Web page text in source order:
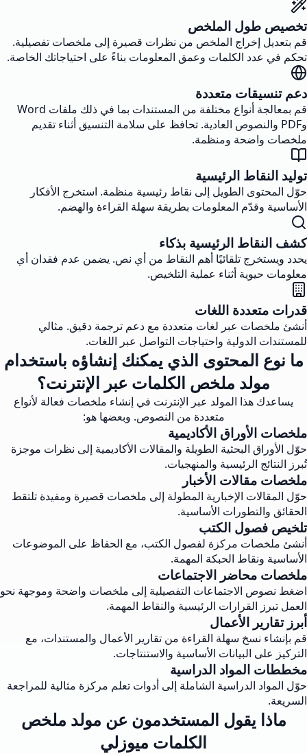
تخصيص طول الملخص
قم بتعديل إخراج الملخص من نظرات قصيرة إلى ملخصات تفصيلية.
تحكم في عدد الكلمات وعمق المعلومات بناءً على احتياجاتك الخاصة.
دعم تنسيقات متعددة
قم بمعالجة أنواع مختلفة من المستندات بما في ذلك ملفات Word
وPDF والنصوص العادية. تحافظ على سلامة التنسيق أثناء تقديم
ملخصات واضحة ومنظمة.
توليد النقاط الرئيسية
حوّل المحتوى الطويل إلى نقاط رئيسية منظمة. استخرج الأفكار
الأساسية وقدّم المعلومات بطريقة سهلة القراءة والهضم.
كشف النقاط الرئيسية بذكاء
يحدد ويستخرج تلقائيًا أهم النقاط من أي نص. يضمن عدم فقدان أي
معلومات حيوية أثناء عملية التلخيص.
قدرات متعددة اللغات
أنشئ ملخصات عبر لغات متعددة مع دعم ترجمة دقيق. مثالي
للمستندات الدولية واحتياجات التواصل عبر اللغات.
ما نوع المحتوى الذي يمكنك إنشاؤه باستخدام
مولد ملخص الكلمات عبر الإنترنت؟
يساعدك هذا المولد عبر الإنترنت في إنشاء ملخصات فعالة لأنواع
متعددة من النصوص. وبعضها هو:
ملخصات الأوراق الأكاديمية
حوّل الأوراق البحثية الطويلة والمقالات الأكاديمية إلى نظرات موجزة
تُبرز النتائج الرئيسية والمنهجيات.
ملخصات مقالات الأخبار
حوّل المقالات الإخبارية المطولة إلى ملخصات قصيرة ومفيدة تلتقط
الحقائق والتطورات الأساسية.
تلخيص فصول الكتب
أنشئ ملخصات مركزة لفصول الكتب، مع الحفاظ على الموضوعات
الأساسية ونقاط الحبكة المهمة.
ملخصات محاضر الاجتماعات
اضغط نصوص الاجتماعات التفصيلية إلى ملخصات واضحة وموجهة نحو
العمل تبرز القرارات الرئيسية والنقاط المهمة.
أبرز تقارير الأعمال
قم بإنشاء نسخ سهلة القراءة من تقارير الأعمال والمستندات، مع
التركيز على البيانات الأساسية والاستنتاجات.
مخططات المواد الدراسية
حوّل المواد الدراسية الشاملة إلى أدوات تعلم مركزة مثالية للمراجعة
السريعة.
ماذا يقول المستخدمون عن مولد ملخص
الكلمات ميوزلي